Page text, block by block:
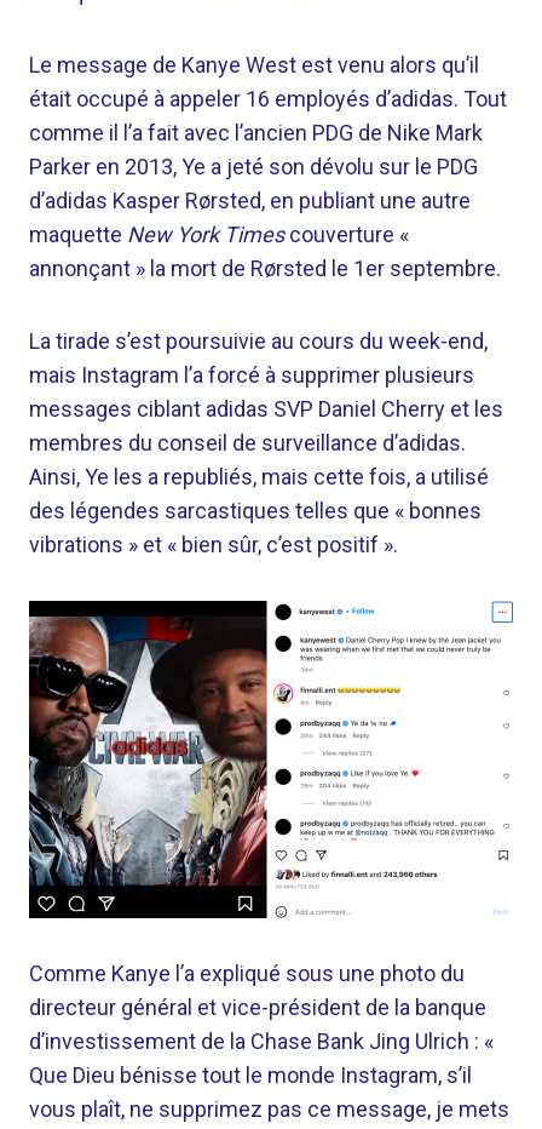
Le message de Kanye West est venu alors qu’il
était occupé à appeler 16 employés d’adidas. Tout
comme il l’a fait avec l’ancien PDG de Nike Mark
Parker en 2013, Ye a jeté son dévolu sur le PDG
d’adidas Kasper Rørsted, en publiant une autre
maquette New York Timescouverture «
annonçant » la mort de Rørsted le 1er septembre.
La tirade s’est poursuivie au cours du week-end,
mais Instagram l’a forcé à supprimer plusieurs
messages ciblant adidas SVP Daniel Cherry et les
membres du conseil de surveillance d’adidas.
Ainsi, Ye les a republiés, mais cette fois, a utilisé
des légendes sarcastiques telles que « bonnes
vibrations » et « bien sûr, c’est positif ».
Comme Kanye l’a expliqué sous une photo du
directeur général et vice-président de la banque
d’investissement de la Chase Bank Jing Ulrich : «
Que Dieu bénisse tout le monde Instagram, s’il
vous plaît, ne supprimez pas ce message, je mets